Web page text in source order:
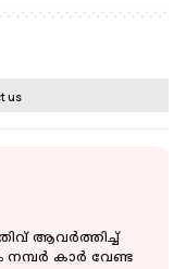
us
ആവർത്തിച്ച്
നമ്പര്‍ കാര്‍ വേണ്ട